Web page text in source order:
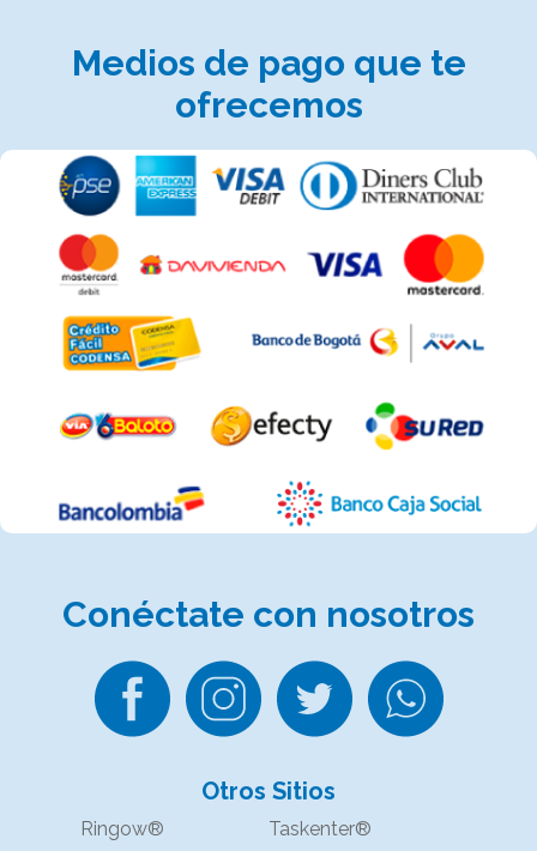
Medios de pago que te
ofrecemos
Conéctate con nosotros
Otros Sitios
Ringow®
Taskenter®